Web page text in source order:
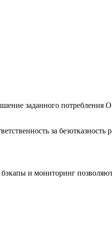
заданного
за безотказность
и мониторинг